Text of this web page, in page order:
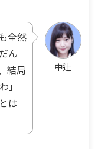
中辻
全然
ん
結局
」
は